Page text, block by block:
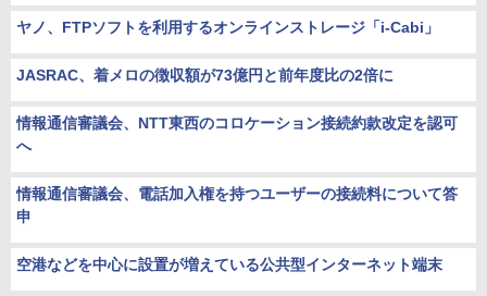
ヤノ、FTPソフトを利用するオンラインストレージ「i-Cabi」
JASRAC、着メロの徴収額が73億円と前年度比の2倍に
情報通信審議会、NTT東西のコロケーション接続約款改定を認可
へ
情報通信審議会、電話加入権を持つユーザーの接続料について答
申
空港などを中心に設置が増えている公共型インターネット端末